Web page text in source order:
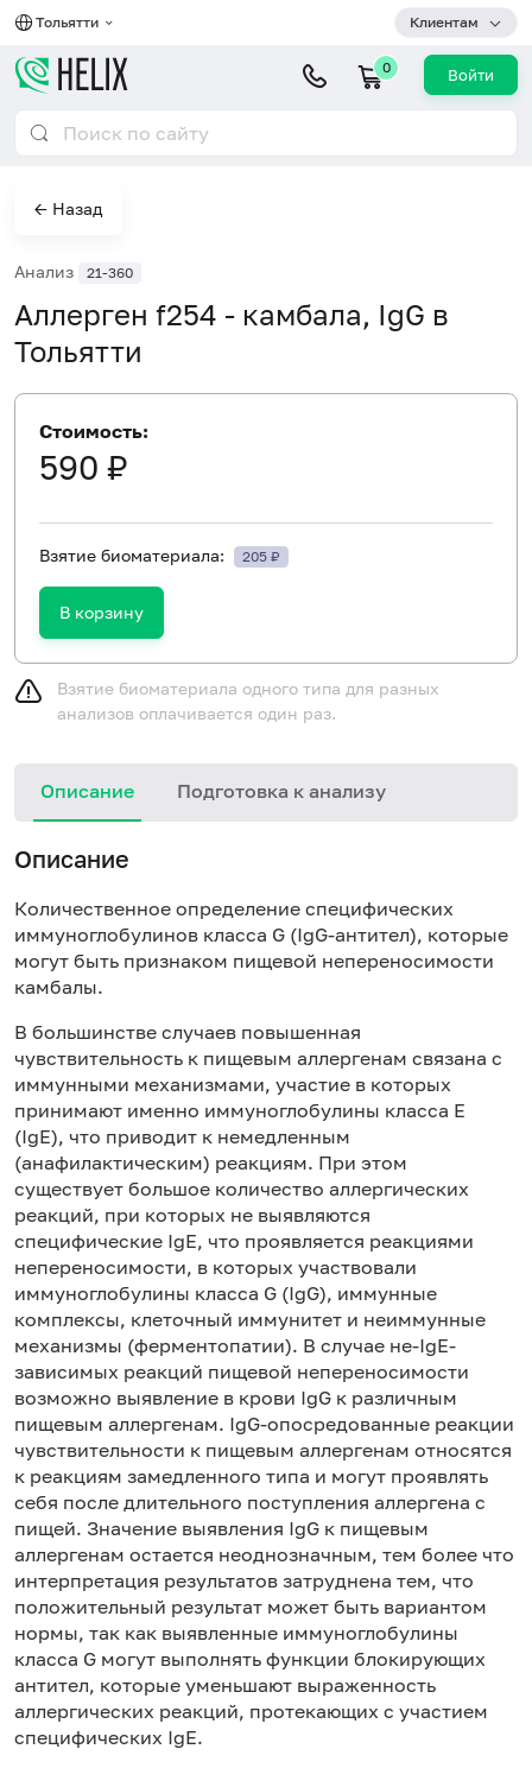
Тольятти Клиентам
0 Войти
← Назад
Анализ 21-360
Аллерген f254 - камбала, IgG в
Тольятти
Стоимость:
590 ₽
Взятие биоматериала: 205 ₽
В корзину
Взятие биоматериала одного типа для разных
анализов оплачивается один раз.
Описание Подготовка к анализу
Описание
Количественное определение специфических
иммуноглобулинов класса G (IgG-антител), которые
могут быть признаком пищевой непереносимости
камбалы.
В большинстве случаев повышенная
чувствительность к пищевым аллергенам связана с
иммунными механизмами, участие в которых
принимают именно иммуноглобулины класса Е
(IgE), что приводит к немедленным
(анафилактическим) реакциям. При этом
существует большое количество аллергических
реакций, при которых не выявляются
специфические IgE, что проявляется реакциями
непереносимости, в которых участвовали
иммуноглобулины класса G (IgG), иммунные
комплексы, клеточный иммунитет и неиммунные
механизмы (ферментопатии). В случае не-IgE-
зависимых реакций пищевой непереносимости
возможно выявление в крови IgG к различным
пищевым аллергенам. IgG-опосредованные реакции
чувствительности к пищевым аллергенам относятся
к реакциям замедленного типа и могут проявлять
себя после длительного поступления аллергена с
пищей. Значение выявления IgG к пищевым
аллергенам остается неоднозначным, тем более что
интерпретация результатов затруднена тем, что
положительный результат может быть вариантом
нормы, так как выявленные иммуноглобулины
класса G могут выполнять функции блокирующих
антител, которые уменьшают выраженность
аллергических реакций, протекающих с участием
специфических IgE.